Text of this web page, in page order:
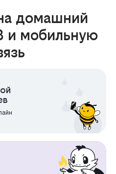
домашний
и мобильную